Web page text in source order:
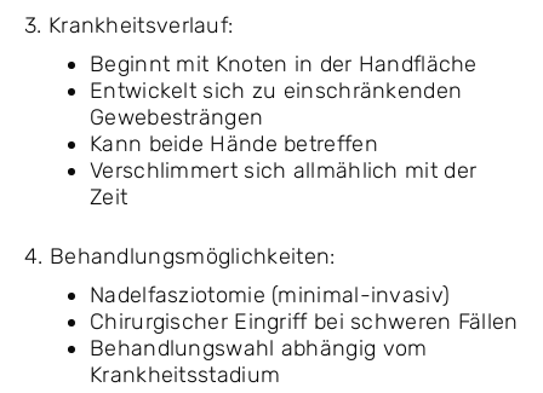
3. Krankheitsverlauf:
Beginnt mit Knoten in der Handfläche
Entwickelt sich zu einschränkenden
Gewebesträngen
Kann beide Hände betreffen
Verschlimmert sich allmählich mit der
Zeit
4. Behandlungsmöglichkeiten:
Nadelfasziotomie (minimal-invasiv)
Chirurgischer Eingriff bei schweren Fällen
Behandlungswahl abhängig vom
Krankheitsstadium